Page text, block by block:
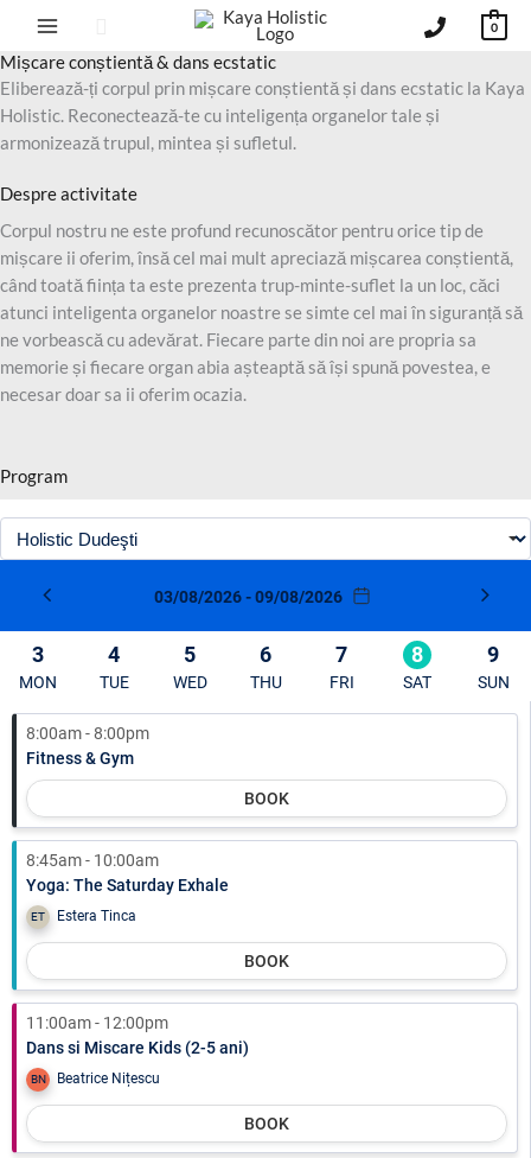
conținut
0
Mișcare conștientă & dans ecstatic
Eliberează-ți corpul prin mișcare conștientă și dans ecstatic la Kaya
Holistic. Reconectează-te cu inteligența organelor tale și
armonizează trupul, mintea și sufletul.
Despre activitate
Corpul nostru ne este profund recunoscător pentru orice tip de
mișcare ii oferim, însă cel mai mult apreciază mișcarea conștientă,
când toată ființa ta este prezenta trup-minte-suflet la un loc, căci
atunci inteligenta organelor noastre se simte cel mai în siguranță să
ne vorbească cu adevărat. Fiecare parte din noi are propria sa
memorie și fiecare organ abia așteaptă să își spună povestea, e
necesar doar sa ii oferim ocazia.
Program